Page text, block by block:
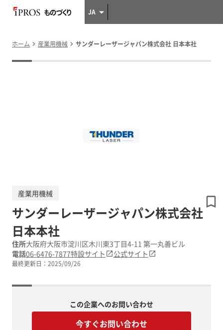
JA
ホーム 産業用機械 サンダーレーザージャパン株式会社 日本本社
産業用機械
サンダーレーザージャパン株式会社
日本本社
住所大阪府大阪市淀川区木川東3丁目4-11 第一丸善ビル
電話06-6476-7877特設サイト 公式サイト
最終更新日： 2025/09/26
この企業へのお問い合わせ
今すぐお問い合わせ